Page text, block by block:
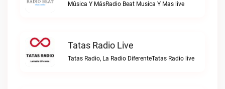
Música Y MásRadio Beat Musica Y Mas live
Tatas Radio Live
Tatas Radio, La Radio DiferenteTatas Radio live